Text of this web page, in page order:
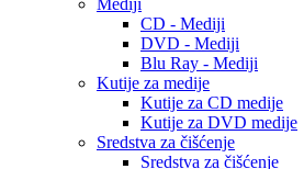
Mediji
CD - Mediji
DVD - Mediji
Blu Ray - Mediji
Kutije za medije
Kutije za CD medije
Kutije za DVD medije
Sredstva za čišćenje
Sredstva za čišćenje